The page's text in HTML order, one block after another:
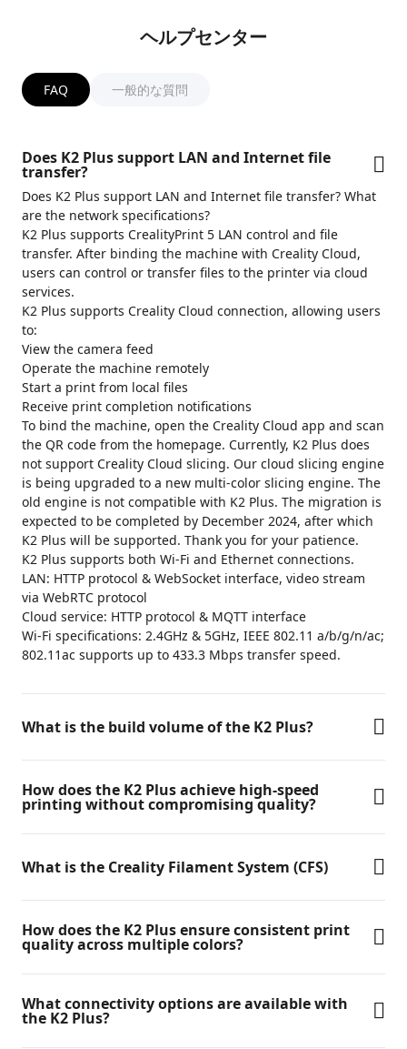
ヘルプセンター
FAQ 一般的な質問
Does K2 Plus support LAN and Internet file
transfer?
Does K2 Plus support LAN and Internet file transfer? What
are the network specifications?
K2 Plus supports CrealityPrint 5 LAN control and file
transfer. After binding the machine with Creality Cloud,
users can control or transfer files to the printer via cloud
services.
K2 Plus supports Creality Cloud connection, allowing users
to:
View the camera feed
Operate the machine remotely
Start a print from local files
Receive print completion notifications
To bind the machine, open the Creality Cloud app and scan
the QR code from the homepage. Currently, K2 Plus does
not support Creality Cloud slicing. Our cloud slicing engine
is being upgraded to a new multi-color slicing engine. The
old engine is not compatible with K2 Plus. The migration is
expected to be completed by December 2024, after which
K2 Plus will be supported. Thank you for your patience.
K2 Plus supports both Wi-Fi and Ethernet connections.
LAN: HTTP protocol & WebSocket interface, video stream
via WebRTC protocol
Cloud service: HTTP protocol & MQTT interface
Wi-Fi specifications: 2.4GHz & 5GHz, IEEE 802.11 a/b/g/n/ac;
802.11ac supports up to 433.3 Mbps transfer speed.
What is the build volume of the K2 Plus?
How does the K2 Plus achieve high-speed
printing without compromising quality?
What is the Creality Filament System (CFS)
How does the K2 Plus ensure consistent print
quality across multiple colors?
What connectivity options are available with
the K2 Plus?